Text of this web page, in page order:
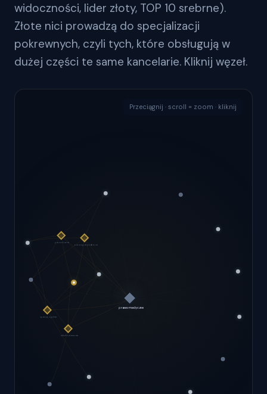
widoczności, lider złoty, TOP 10 srebrne).
Złote nici prowadzą do specjalizacji
pokrewnych, czyli tych, które obsługują w
dużej części te same kancelarie. Kliknij węzeł.
Przeciągnij · scroll = zoom · kliknij